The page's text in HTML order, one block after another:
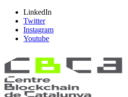
LinkedIn
Twitter
Instagram
Youtube